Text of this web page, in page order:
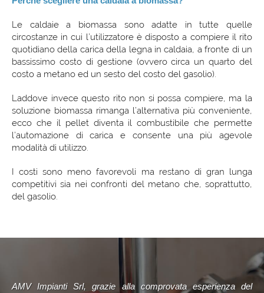
Le caldaie a biomassa sono adatte in tutte quelle
circostanze in cui l’utilizzatore è disposto a compiere il rito
quotidiano della carica della legna in caldaia, a fronte di un
bassissimo costo di gestione (ovvero circa un quarto del
costo a metano ed un sesto del costo del gasolio).
Laddove invece questo rito non si possa compiere, ma la
soluzione biomassa rimanga l’alternativa più conveniente,
ecco che il pellet diventa il combustibile che permette
l’automazione di carica e consente una più agevole
modalità di utilizzo.
I costi sono meno favorevoli ma restano di gran lunga
competitivi sia nei confronti del metano che, soprattutto,
del gasolio.
AMV Impianti Srl, grazie alla comprovata esperienza del